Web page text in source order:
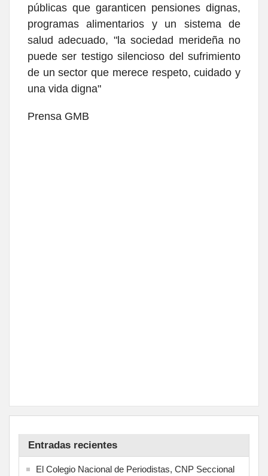
públicas que garanticen pensiones dignas,
programas alimentarios y un sistema de
salud adecuado, "la sociedad merideña no
puede ser testigo silencioso del sufrimiento
de un sector que merece respeto, cuidado y
una vida digna"
Prensa GMB
Entradas recientes
El Colegio Nacional de Periodistas, CNP Seccional